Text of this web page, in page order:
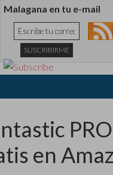
Malagana en tu e-mail
PRO
en